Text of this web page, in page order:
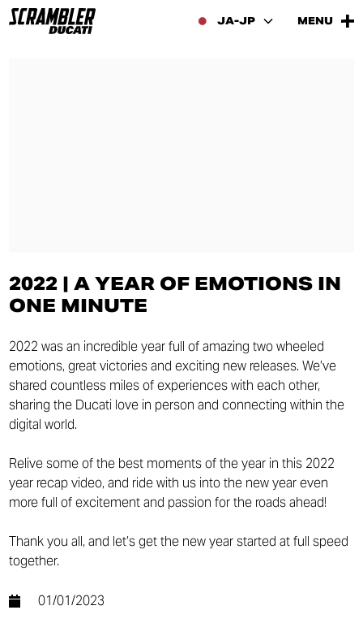
JA-JP MENU
2022 | A YEAR OF EMOTIONS IN
ONE MINUTE
2022 was an incredible year full of amazing two wheeled
emotions, great victories and exciting new releases. We’ve
shared countless miles of experiences with each other,
sharing the Ducati love in person and connecting within the
digital world.
Relive some of the best moments of the year in this 2022
year recap video, and ride with us into the new year even
more full of excitement and passion for the roads ahead!
Thank you all, and let’s get the new year started at full speed
together.
01/01/2023